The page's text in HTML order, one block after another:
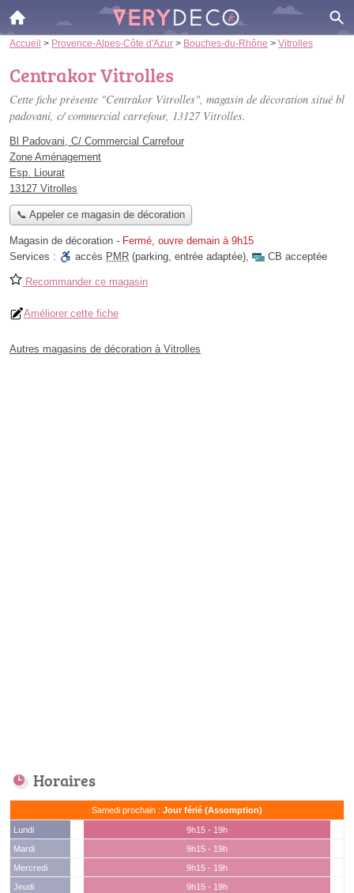
Accueil > Provence-Alpes-Côte d'Azur > Bouches-du-Rhône > Vitrolles
Centrakor Vitrolles
Cette fiche présente "Centrakor Vitrolles", magasin de décoration situé bl
padovani, c/ commercial carrefour, 13127 Vitrolles.
Bl Padovani, C/ Commercial Carrefour
Zone Aménagement
Esp. Liourat
13127 Vitrolles
📞 Appeler ce magasin de décoration
Magasin de décoration - Fermé, ouvre demain à 9h15
Services :
accès PMR (parking, entrée adaptée), CB acceptée
Recommander ce magasin
Améliorer cette fiche
Autres magasins de décoration à Vitrolles
Horaires
Samedi prochain : Jour férié (Assomption)
Lundi
9h15 - 19h
Mardi
9h15 - 19h
Mercredi
9h15 - 19h
Jeudi
9h15 - 19h